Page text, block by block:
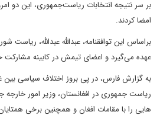
بر سر نتیجه انتخابات ریاست‌جمهوری، این دو
امضا کردند.
براساس این توافقنامه، عبدالله عبدالله، ریاست
عهده می‌گیرد و اعضای تیمش در کابینه
به گزارش فارس، در پی بروز اختلاف سیاسی بین
ریاست جمهوری در افغانستان، وزیر امور خارجه
هایی را با مقامات افغان و همچنین برخی